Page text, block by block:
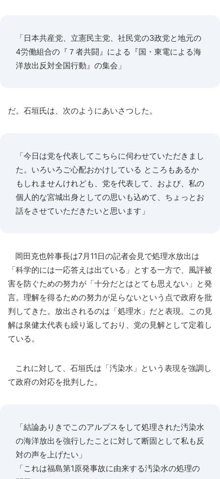
「日本共産党、立憲民主党、社民党の3政党と地元の
4労働組合の『７者共闘』による『国・東電による海
洋放出反対全国行動』の集会」
だ。石垣氏は、次のようにあいさつした。
「今日は党を代表してこちらに伺わせていただきまし
た。いろいろご心配おかけしている ところもあるか
もしれませんけれども、党を代表して、および、私の
個人的な宮城出身としての思いも込めて、ちょっとお
話をさせていただきたいと思います」
岡田克也幹事長は7月11日の記者会見で処理水放出は
「科学的には一応答えは出ている」とする一方で、風評被
害を防ぐための努力が「十分だとはとても思えない」と発
言。理解を得るための努力が足らないという点で政府を批
判してきた。放出されるのは「処理水」だと表現。この見
解は泉健太代表も繰り返しており、党の見解として定着し
ている。
これに対して、石垣氏は「汚染水」という表現を強調し
て政府の対応を批判した。
「結論ありきでこのアルプスをして処理された汚染水
の海洋放出を強行したことに対して断固として私も反
対の声を上げたい」
「これは福島第1原発事故に由来する汚染水の処理の